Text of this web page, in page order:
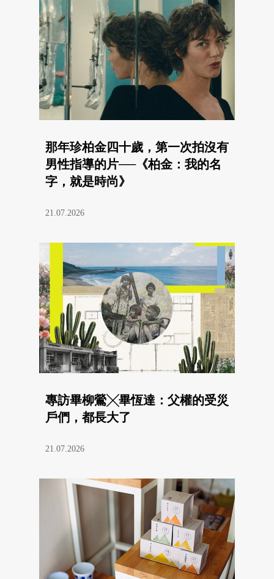
那年珍柏金四十歲，第一次拍沒有
男性指導的片──《柏金：我的名
字，就是時尚》
21.07.2026
專訪畢柳鶯╳畢恆達：父權的受災
戶們，都長大了
21.07.2026